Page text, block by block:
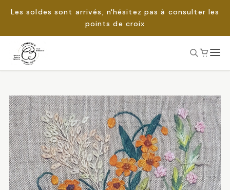
Les soldes sont arrivés, n'hésitez pas à consulter les
points de croix
Passer